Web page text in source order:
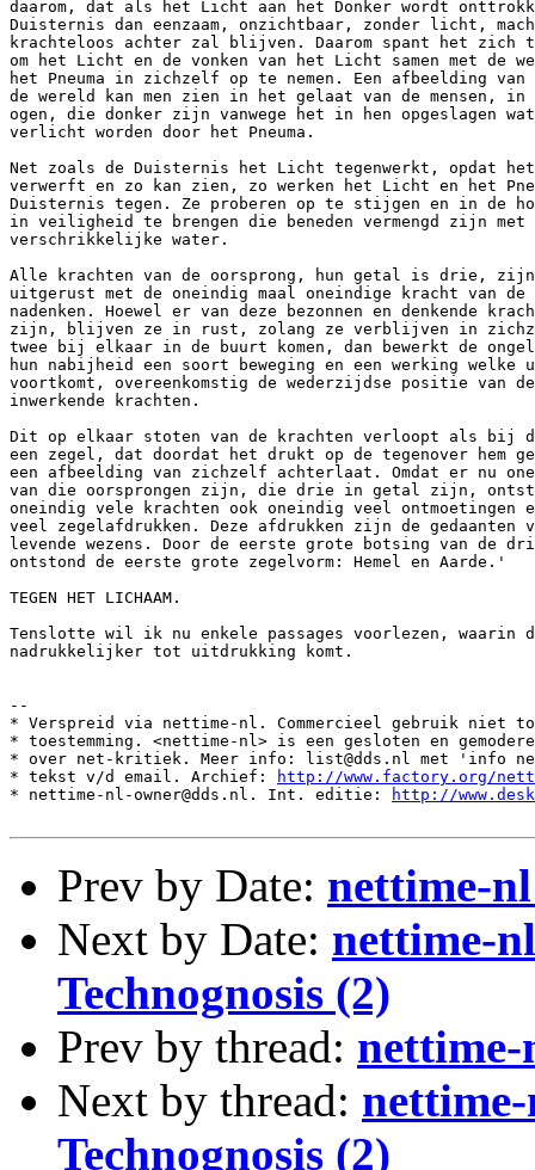
http://www.factory.org/
* nettime-nl-owner@dds.nl. Int. editie:
http://
Prev by Date: nettime-
Next by Date: nettime-
Technognosis (2)
Prev by thread:
Next by thread:
Technognosis (2)